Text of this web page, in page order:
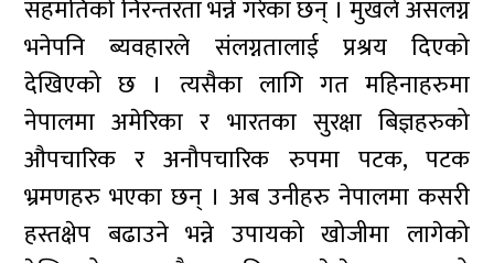
सहमतिको निरन्तरता भन्ने गरेका छन् । मुखले असंलग्न
भनेपनि ब्यवहारले संलग्नतालाई प्रश्रय दिएको
देखिएको छ । त्यसैका लागि गत महिनाहरुमा
नेपालमा अमेरिका र भारतका सुरक्षा बिज्ञहरुको
औपचारिक र अनौपचारिक रुपमा पटक, पटक
भ्रमणहरु भएका छन् । अब उनीहरु नेपालमा कसरी
हस्तक्षेप बढाउने भन्ने उपायको खोजीमा लागेको